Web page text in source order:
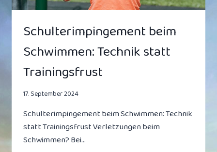
Schulterimpingement beim
Schwimmen: Technik statt
Trainingsfrust
17. September 2024
Schulterimpingement beim Schwimmen: Technik
statt Trainingsfrust Verletzungen beim
Schwimmen? Bei…